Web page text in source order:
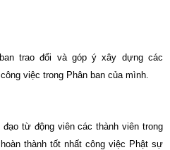
trao đổi và góp ý xây dựng các
việc trong Phân ban của mình.
từ động viên các thành viên trong
thành tốt nhất công việc Phật sự